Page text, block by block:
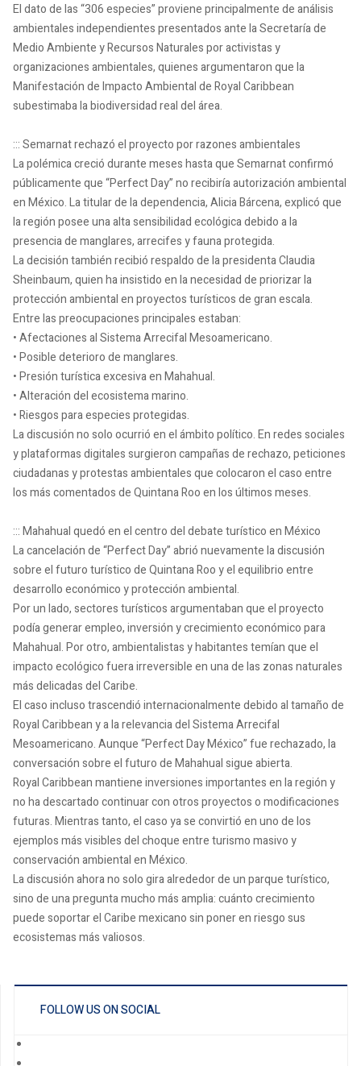
El dato de las “306 especies” proviene principalmente de análisis
ambientales independientes presentados ante la Secretaría de
Medio Ambiente y Recursos Naturales por activistas y
organizaciones ambientales, quienes argumentaron que la
Manifestación de Impacto Ambiental de Royal Caribbean
subestimaba la biodiversidad real del área.
::: Semarnat rechazó el proyecto por razones ambientales
La polémica creció durante meses hasta que Semarnat confirmó
públicamente que “Perfect Day” no recibiría autorización ambiental
en México. La titular de la dependencia, Alicia Bárcena, explicó que
la región posee una alta sensibilidad ecológica debido a la
presencia de manglares, arrecifes y fauna protegida.
La decisión también recibió respaldo de la presidenta Claudia
Sheinbaum, quien ha insistido en la necesidad de priorizar la
protección ambiental en proyectos turísticos de gran escala.
Entre las preocupaciones principales estaban:
• Afectaciones al Sistema Arrecifal Mesoamericano.
• Posible deterioro de manglares.
• Presión turística excesiva en Mahahual.
• Alteración del ecosistema marino.
• Riesgos para especies protegidas.
La discusión no solo ocurrió en el ámbito político. En redes sociales
y plataformas digitales surgieron campañas de rechazo, peticiones
ciudadanas y protestas ambientales que colocaron el caso entre
los más comentados de Quintana Roo en los últimos meses.
::: Mahahual quedó en el centro del debate turístico en México
La cancelación de “Perfect Day” abrió nuevamente la discusión
sobre el futuro turístico de Quintana Roo y el equilibrio entre
desarrollo económico y protección ambiental.
Por un lado, sectores turísticos argumentaban que el proyecto
podía generar empleo, inversión y crecimiento económico para
Mahahual. Por otro, ambientalistas y habitantes temían que el
impacto ecológico fuera irreversible en una de las zonas naturales
más delicadas del Caribe.
El caso incluso trascendió internacionalmente debido al tamaño de
Royal Caribbean y a la relevancia del Sistema Arrecifal
Mesoamericano. Aunque “Perfect Day México” fue rechazado, la
conversación sobre el futuro de Mahahual sigue abierta.
Royal Caribbean mantiene inversiones importantes en la región y
no ha descartado continuar con otros proyectos o modificaciones
futuras. Mientras tanto, el caso ya se convirtió en uno de los
ejemplos más visibles del choque entre turismo masivo y
conservación ambiental en México.
La discusión ahora no solo gira alrededor de un parque turístico,
sino de una pregunta mucho más amplia: cuánto crecimiento
puede soportar el Caribe mexicano sin poner en riesgo sus
ecosistemas más valiosos.
FOLLOW US ON SOCIAL